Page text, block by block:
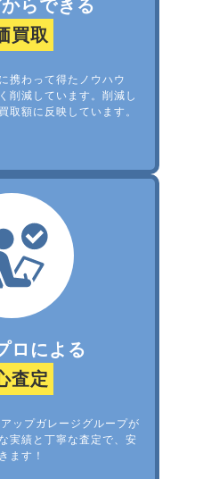
らできる
買取
携わって得たノウハウ
削減しています。削減し
取額に反映しています。
ロによる
査定
ップガレージグループが
実績と丁寧な査定で、安
ます！